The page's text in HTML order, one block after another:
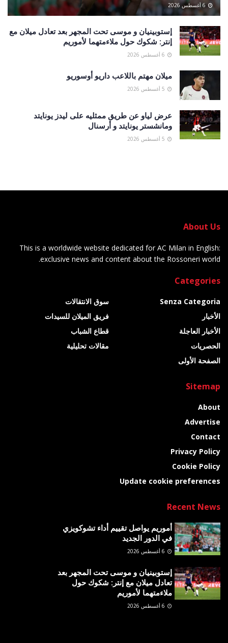
6 أغسطس 2026
إستوبينيان و موسى تحت المجهر بعد تعادل ميلان مع
إنتر: شكوك حول ملاءمتهما لأموريم
ميلان مهتم باللاعب داريو أوسوريو
عرض لياو عن طريق ممثليه على ليدز يونايتد
ومانشستر يونايتد و أرسنال
About Us
This is a worldwide website dedicated for AC Milan in English:
exclusive news and content about the Rossoneri world.
Categories
Senza Categoria
الأخبار
الأخبار العاجلة
الحصريات
الصفحة الأولى
سوق الانتقالات
فريق الميلان للسيدات
قطاع الشباب
مقالات تحليلية
Sitemap
About
Advertise
Contact
Privacy Policy
Cookie Policy
Update cookie preferences
Recent News
أموريم يواصل تقييم أداء تشوكويزي
في الدور الجديد
إستوبينيان و موسى تحت المجهر بعد
تعادل ميلان مع إنتر: شكوك حول
ملاءمتهما لأموريم